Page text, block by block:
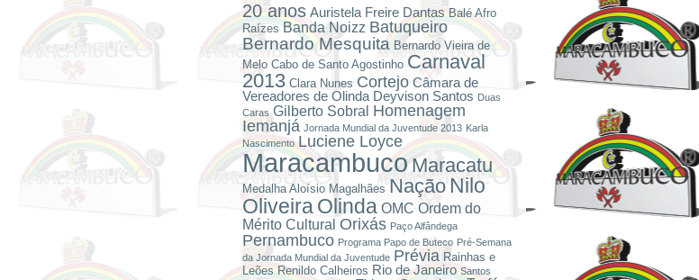
20 anos Auristela Freire Dantas Balé Afro
Raízes Banda Noizz Batuqueiro
Bernardo Mesquita Bernardo Vieira de
Melo Cabo de Santo Agostinho Carnaval
2013 Clara Nunes Cortejo Câmara de
Vereadores de Olinda Deyvison Santos Duas
Caras Gilberto Sobral Homenagem
Iemanjá Jornada Mundial da Juventude 2013 Karla
Nascimento Luciene Loyce
Maracambuco Maracatu
Medalha Aloísio Magalhães Nação Nilo
OliveiraOlinda OMC Ordem do
Mérito Cultural Orixás Paço Alfândega
Pernambuco Programa Papo de Buteco Pré-Semana
da Jornada Mundial da Juventude Prévia Rainhas e
Leões Renildo Calheiros Rio de Janeiro Santos